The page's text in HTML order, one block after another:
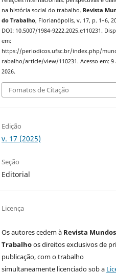
na história social do trabalho. Revista
do Trabalho, Florianópolis, v. 17, p. 1–6,
DOI: 10.5007/1984-9222.2025.e110231.
em:
https://periodicos.ufsc.br/index.php/
rabalho/article/view/110231. Acesso em: 9
2026.
Fomatos de Citação
Edição
v. 17 (2025)
Seção
Editorial
Licença
Os autores cedem à Revista
Trabalhoos direitos exclusivos de
publicação, com o trabalho
simultaneamente licenciado sob a